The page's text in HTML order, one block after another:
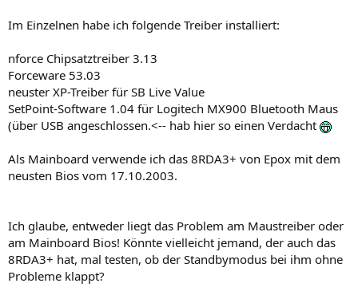
Im Einzelnen habe ich folgende Treiber installiert:
nforce Chipsatztreiber 3.13
Forceware 53.03
neuster XP-Treiber für SB Live Value
SetPoint-Software 1.04 für Logitech MX900 Bluetooth Maus
(über USB angeschlossen.<-- hab hier so einen Verdacht
Als Mainboard verwende ich das 8RDA3+ von Epox mit dem
neusten Bios vom 17.10.2003.
Ich glaube, entweder liegt das Problem am Maustreiber oder
am Mainboard Bios! Könnte vielleicht jemand, der auch das
8RDA3+ hat, mal testen, ob der Standbymodus bei ihm ohne
Probleme klappt?